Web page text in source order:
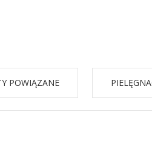
POWIĄZANE